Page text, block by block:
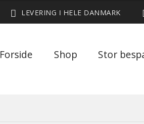
LEVERING I HELE DANMARK
Forside Shop Stor